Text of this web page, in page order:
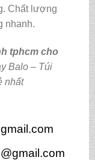
Chất lượng
nhanh.
tphcm cho
Balo – Túi
nhất